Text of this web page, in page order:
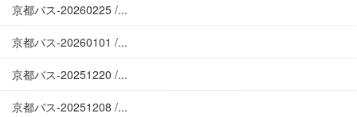
京都バス-20260225 /...
京都バス-20260101 /...
京都バス-20251220 /...
京都バス-20251208 /...